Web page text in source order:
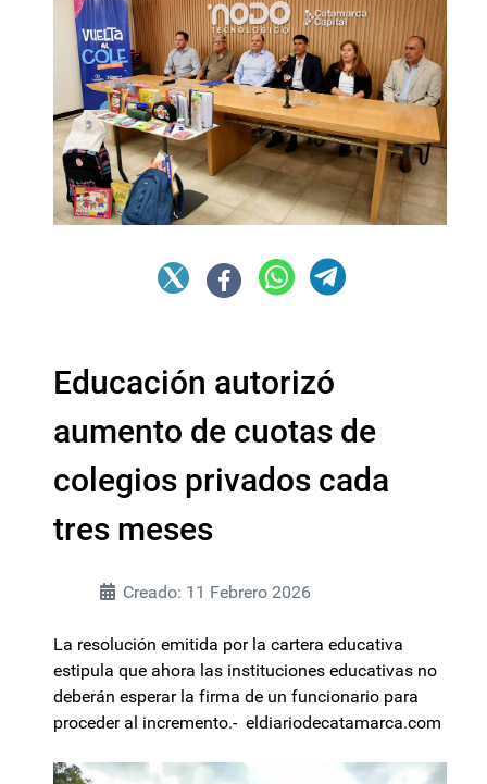
Educación autorizó
aumento de cuotas de
colegios privados cada
tres meses
Creado: 11 Febrero 2026
La resolución emitida por la cartera educativa
estipula que ahora las instituciones educativas no
deberán esperar la firma de un funcionario para
proceder al incremento.- eldiariodecatamarca.com